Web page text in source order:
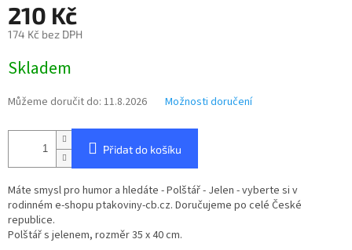
210 Kč
174 Kč bez DPH
cena:
Skladem
Můžeme doručit do: 11.8.2026 Možnosti doručení
Přidat do košíku
Máte smysl pro humor a hledáte - Polštář - Jelen - vyberte si v
rodinném e-shopu ptakoviny-cb.cz. Doručujeme po celé České
republice.
Polštář s jelenem, rozměr 35 x 40 cm.